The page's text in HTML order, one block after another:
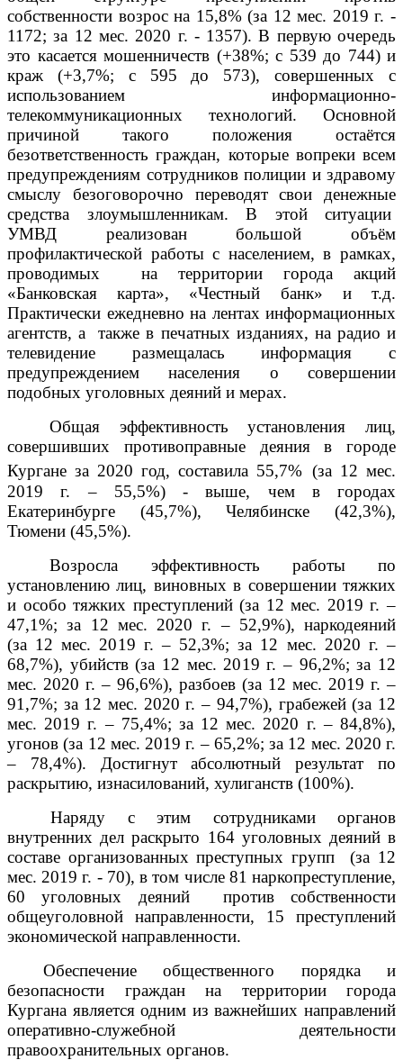
собственности возрос на 15,8% (за 12 мес. 2019 г. -
1172; за 12 мес. 2020 г. - 1357). В первую очередь
это касается мошенничеств (+38%; с 539 до 744) и
краж (+3,7%; с 595 до 573), совершенных с
использованием информационно-
телекоммуникационных технологий. Основной
причиной такого положения остаётся
безответственность граждан, которые вопреки всем
предупреждениям сотрудников полиции и здравому
смыслу безоговорочно переводят свои денежные
средства злоумышленникам. В этой ситуации
УМВД реализован большой объём
профилактической работы с населением, в рамках,
проводимых
на территории города акций
«Банковская карта», «Честный банк» и т.д.
Практически ежедневно на лентах информационных
агентств, а
также в печатных изданиях, на радио и
телевидение размещалась информация с
предупреждением населения о совершении
подобных уголовных деяний и мерах.
Общая эффективность установления лиц,
совершивших противоправные деяния в городе
Кургане за 2020 год, составила 55,7% (за 12 мес.
2019 г. – 55,5%) - выше, чем в городах
Екатеринбурге (45,7%), Челябинске (42,3%),
Тюмени (45,5%).
Возросла эффективность работы по
установлению лиц, виновных в совершении тяжких
и особо тяжких преступлений (за 12 мес. 2019 г. –
47,1%; за 12 мес. 2020 г. – 52,9%), наркодеяний
(за 12 мес. 2019 г. – 52,3%; за 12 мес. 2020 г. –
68,7%), убийств (за 12 мес. 2019 г. – 96,2%; за 12
мес. 2020 г. – 96,6%), разбоев (за 12 мес. 2019 г. –
91,7%; за 12 мес. 2020 г. – 94,7%), грабежей (за 12
мес. 2019 г. – 75,4%; за 12 мес. 2020 г. – 84,8%),
угонов (за 12 мес. 2019 г. – 65,2%; за 12 мес. 2020 г.
– 78,4%). Достигнут абсолютный результат по
раскрытию, изнасилований, хулиганств (100%).
Наряду с этим сотрудниками органов
внутренних дел раскрыто 164 уголовных деяний в
составе организованных преступных групп
(за 12
мес. 2019 г. - 70), в том числе 81 наркопреступление,
60 уголовных деяний
против собственности
общеуголовной направленности, 15 преступлений
экономической направленности.
Обеспечение общественного порядка и
безопасности граждан
на территории города
Кургана является одним из важнейших направлений
оперативно-служебной деятельности
правоохранительных органов.